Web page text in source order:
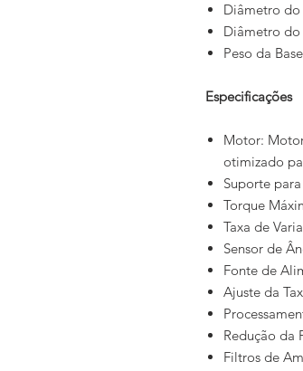
Diâmetro do
Diâmetro do
Peso da
Especificações
Motor:
otimizado
Suporte
Torque
Taxa de
Sensor de
Fonte de
Ajuste da
Redução da
Filtros de